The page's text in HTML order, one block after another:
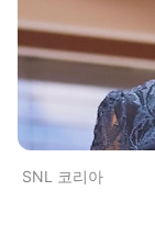
SNL 코리아